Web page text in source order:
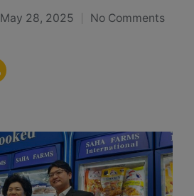
May 28, 2025 No Comments